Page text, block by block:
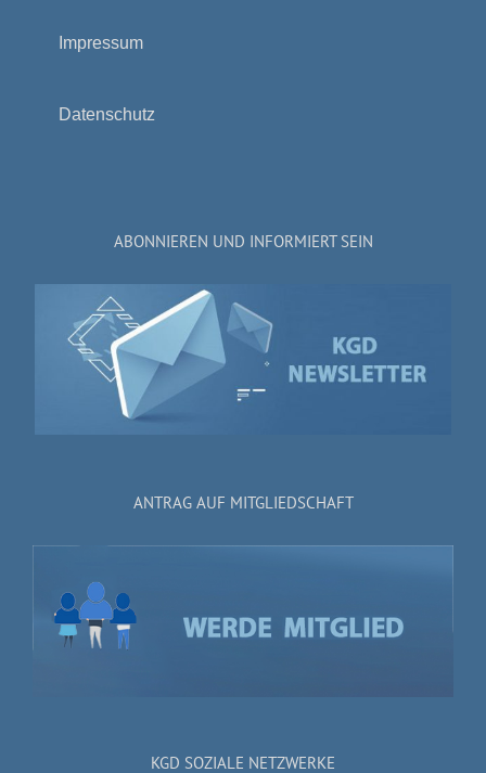
Impressum
Datenschutz
ABONNIEREN UND INFORMIERT SEIN
ANTRAG AUF MITGLIEDSCHAFT
KGD SOZIALE NETZWERKE